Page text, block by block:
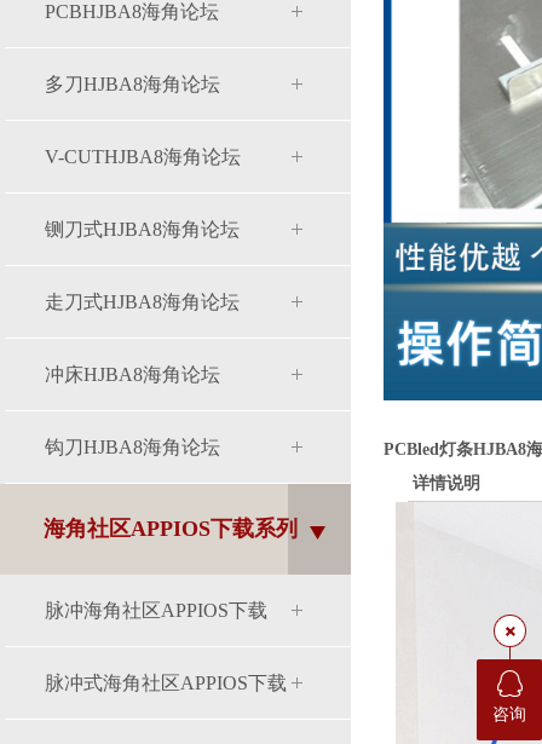
PCBHJBA8海角论坛
多刀HJBA8海角论坛
V-CUTHJBA8海角论坛
铡刀式HJBA8海角论坛
走刀式HJBA8海角论坛
冲床HJBA8海角论坛
钩刀HJBA8海角论坛
海角社区APPIOS下载系列
脉冲海角社区APPIOS下载
脉冲式海角社区APPIOS下载
PCBled灯条HJBA8
详情说明
咨询